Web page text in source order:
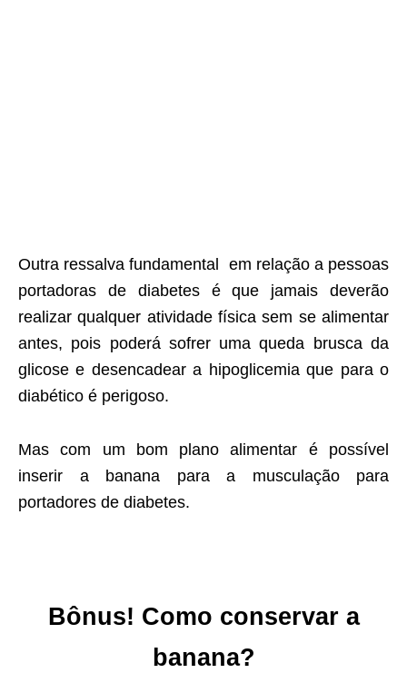
Outra ressalva fundamental em relação a pessoas
portadoras de diabetes é que jamais deverão
realizar qualquer atividade física sem se alimentar
antes, pois poderá sofrer uma queda brusca da
glicose e desencadear a hipoglicemia que para o
diabético é perigoso.
Mas com um bom plano alimentar é possível
inserir a banana para a musculação para
portadores de diabetes.
Bônus! Como conservar a
banana?